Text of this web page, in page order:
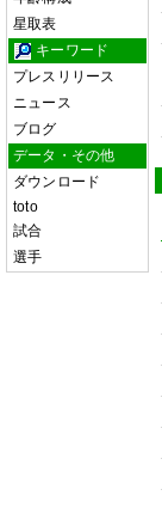
星取表
キーワード
プレスリリース
ニュース
ブログ
データ・その他
ダウンロード
toto
試合
選手